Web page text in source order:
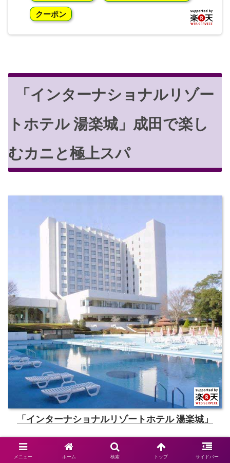
クーポン
「インターナショナルリゾー
トホテル 湯楽城」成田で楽し
むカニと極上スパ
「インターナショナルリゾートホテル 湯楽城」
メニュー ホーム 検索 トップ サイドバー